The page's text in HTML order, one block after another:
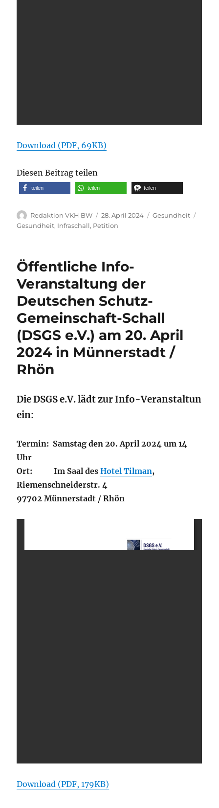
Download (PDF, 69KB)
Diesen Beitrag teilen
teilen teilen teilen
Autor
Redaktion VKH BW
Veröffentlicht
am
28. April 2024 Kategorien
Gesundheit
Gesundheit, Infraschall, Petition
Öffentliche Info-
Veranstaltung der
Deutschen Schutz-
Gemeinschaft-Schall
(DSGS e.V.) am 20. April
2024 in Münnerstadt /
Rhön
Die DSGS e.V. lädt zur Info-Veranstaltun
ein:
Termin: Samstag den 20. April 2024 um 14
Uhr
Ort: Im Saal desHotel Tilman,
Riemenschneiderstr. 4
97702 Münnerstadt / Rhön
Download (PDF, 179KB)